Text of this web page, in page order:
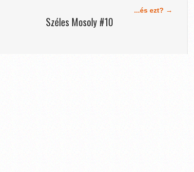
...és ezt? →
Széles Mosoly #10